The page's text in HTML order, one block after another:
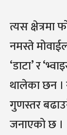
त्यस
नमस्ते
‘डाटा’ र
थालेका छन ।
गुणस्तर
जनाएको छ ।